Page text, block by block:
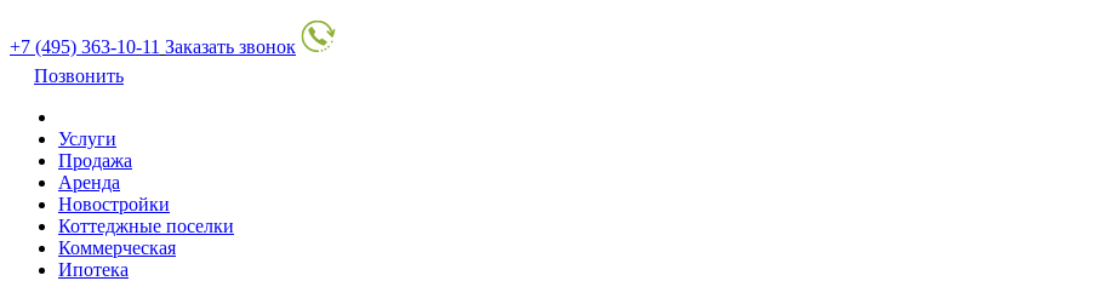
+7 (495) 363-10-11 Заказать звонок
Позвонить
Услуги
Продажа
Аренда
Новостройки
Коттеджные поселки
Коммерческая
Ипотека